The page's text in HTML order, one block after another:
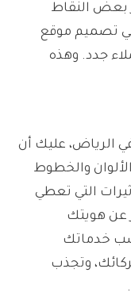
بعض النقاط
تصميم موقع
جدد. وهذه
الرياض، عليك أن
الألوان والخطوط
التي تعطي
عن هويتك
خدماتك
وتجذب